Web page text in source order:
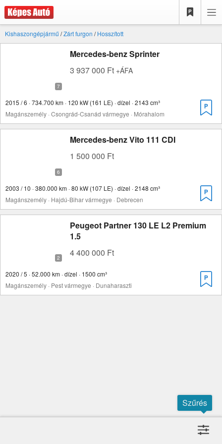
Kishaszongépjármű /Zárt furgon /Hosszított
Mercedes-benz Sprinter
3 937 000 Ft +ÁFA
2015 / 6 · 734.700 km · 120 kW (161 LE) · dízel · 2143 cm³
Magánszemély · Csongrád-Csanád vármegye · Mórahalom
Mercedes-benz Vito 111 CDI
1 500 000 Ft
2003 / 10 · 380.000 km · 80 kW (107 LE) · dízel · 2148 cm³
Magánszemély · Hajdú-Bihar vármegye · Debrecen
Peugeot Partner 130 LE L2 Premium
1.5
4 400 000 Ft
2020 / 5 · 52.000 km · dízel · 1500 cm³
Magánszemély · Pest vármegye · Dunaharaszti
Szűrés